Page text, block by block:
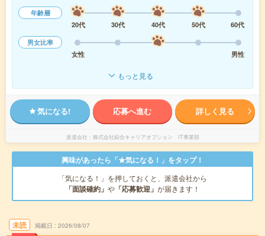
年齢層
20代
30代 40代 50代
60代
男女比率
女性
男性
もっと見る
気になる! 応募へ進む 詳しく見る
派遣会社 株式会社綜合キャリアオプション IT事業部
興味があったら「★気になる！」をタップ！
「気になる！」を押しておくと、派遣会社から
「面談確約」 や 「応募歓迎」 が届きます！
未読 掲載日 2026/08/07